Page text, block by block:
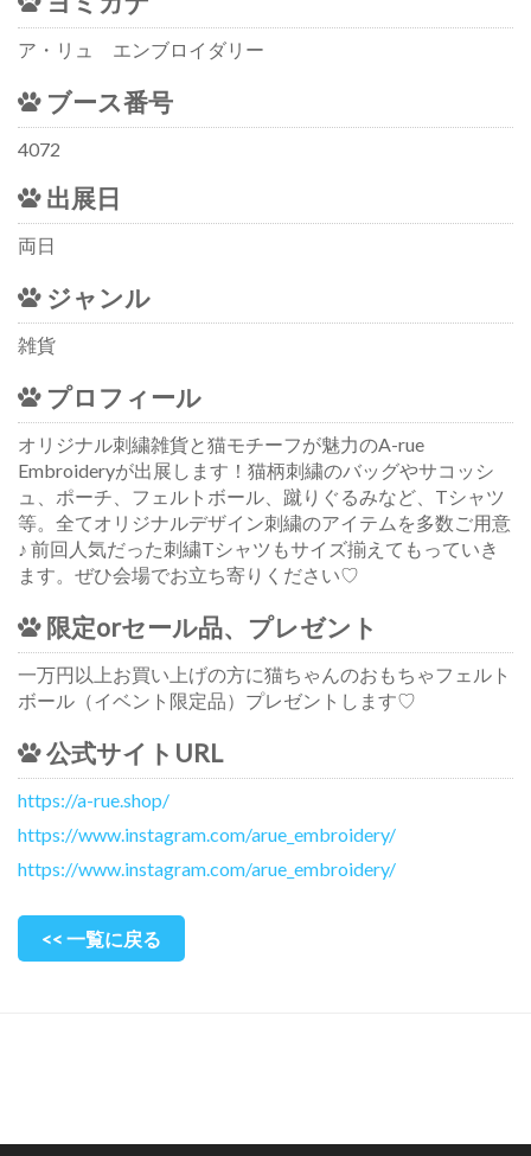
ア・リュ エンブロイダリー
ブース番号
4072
出展日
両日
ジャンル
雑貨
プロフィール
オリジナル刺繍雑貨と猫モチーフが魅力のA-rue
Embroideryが出展します！猫柄刺繍のバッグやサコッシ
ュ、ポーチ、フェルトボール、蹴りぐるみなど、Tシャツ
等。全てオリジナルデザイン刺繍のアイテムを多数ご用意
♪ 前回人気だった刺繍Tシャツもサイズ揃えてもっていき
ます。ぜひ会場でお立ち寄りください♡
限定orセール品、プレゼント
一万円以上お買い上げの方に猫ちゃんのおもちゃフェルト
ボール（イベント限定品）プレゼントします♡
公式サイトURL
https://a-rue.shop/
https://www.instagram.com/arue_embroidery/
https://www.instagram.com/arue_embroidery/
<< 一覧に戻る